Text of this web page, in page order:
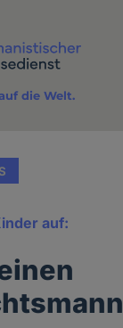
die Welt.
auf: